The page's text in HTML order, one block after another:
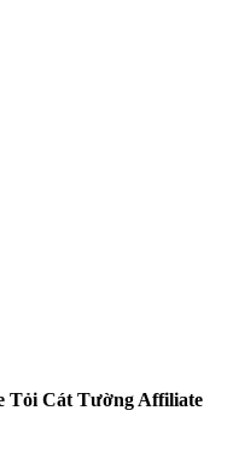
Tỏi Cát Tường Affiliate